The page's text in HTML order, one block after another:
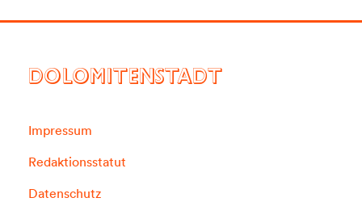
DOLOMITENSTADT
Impressum
Redaktionsstatut
Datenschutz